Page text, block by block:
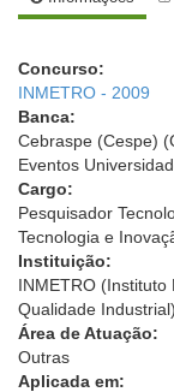
Concurso:
INMETRO - 2009
Banca:
Cebraspe (Cespe)
Eventos
Cargo:
Pesquisador
Tecnologia e
Instituição:
INMETRO
Qualidade Industrial)
Área de Atuação:
Outras
Aplicada em: